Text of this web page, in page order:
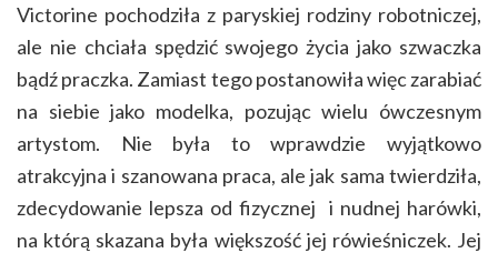
Victorine pochodziła z paryskiej rodziny robotniczej,
ale nie chciała spędzić swojego życia jako szwaczka
bądź praczka. Zamiast tego postanowiła więc zarabiać
na siebie jako modelka, pozując wielu ówczesnym
artystom. Nie była to wprawdzie wyjątkowo
atrakcyjna i szanowana praca, ale jak sama twierdziła,
zdecydowanie lepsza od fizycznej i nudnej harówki,
na którą skazana była większość jej rówieśniczek. Jej